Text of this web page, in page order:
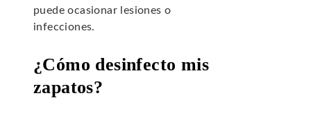
puede ocasionar lesiones o
infecciones.
¿Cómo desinfecto mis
zapatos?